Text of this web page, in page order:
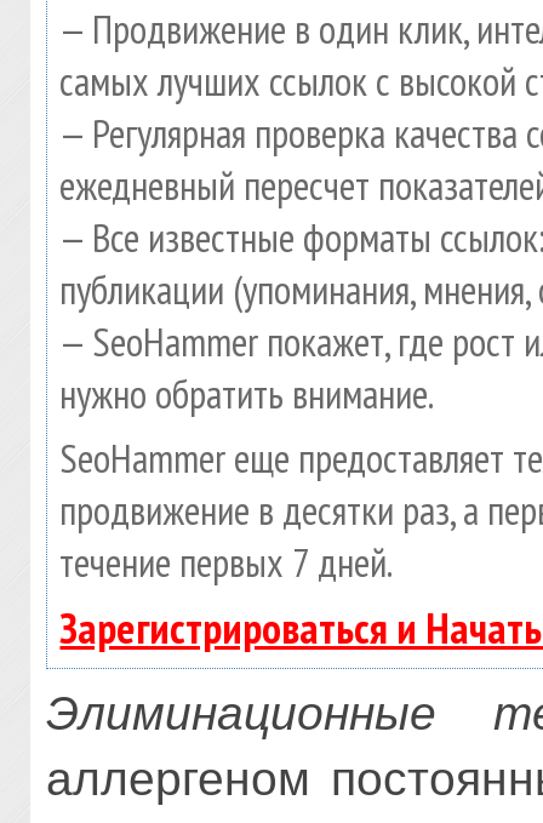
— Продвижение в один клик,
самых лучших ссылок с высокой
— Регулярная проверка
ежедневный пересчет
— Все известные форматы
публикации (упоминания,
— SeoHammer покажет, где рост
нужно обратить внимание.
SeoHammer еще предоставляет
продвижение в десятки раз, а
течение первых 7 дней.
Зарегистрироваться и
Элиминационные
аллергеном